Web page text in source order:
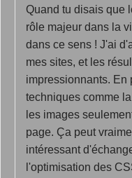
Quand tu disais que
rôle majeur dans la
dans ce sens ! J'ai
mes sites, et les
impressionnants. En
techniques comme
les images
page. Ça peut
intéressant
l'optimisation des